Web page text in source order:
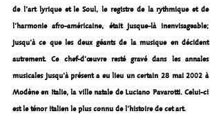
de l’art lyrique et le Soul, le registre de la rythmique et de
l’harmonie afro-américaine, était jusque-là inenvisageable;
jusqu’à ce que les deux géants de la musique en décident
autrement. Ce chef-d’œuvre resté gravé dans les annales
musicales jusqu’à présent a eu lieu un certain 28 mai 2002 à
Modène en Italie, la ville natale de Luciano Pavarotti. Celui-ci
est le ténor italien le plus connu de l’histoire de cet art.